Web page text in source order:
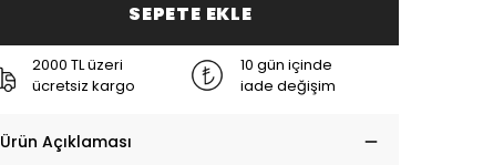
SEPETE EKLE
2000 TL üzeri
ücretsiz kargo
10 gün içinde
iade değişim
Ürün Açıklaması